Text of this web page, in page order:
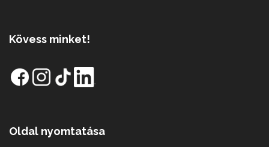
Kövess minket!
Oldal nyomtatása